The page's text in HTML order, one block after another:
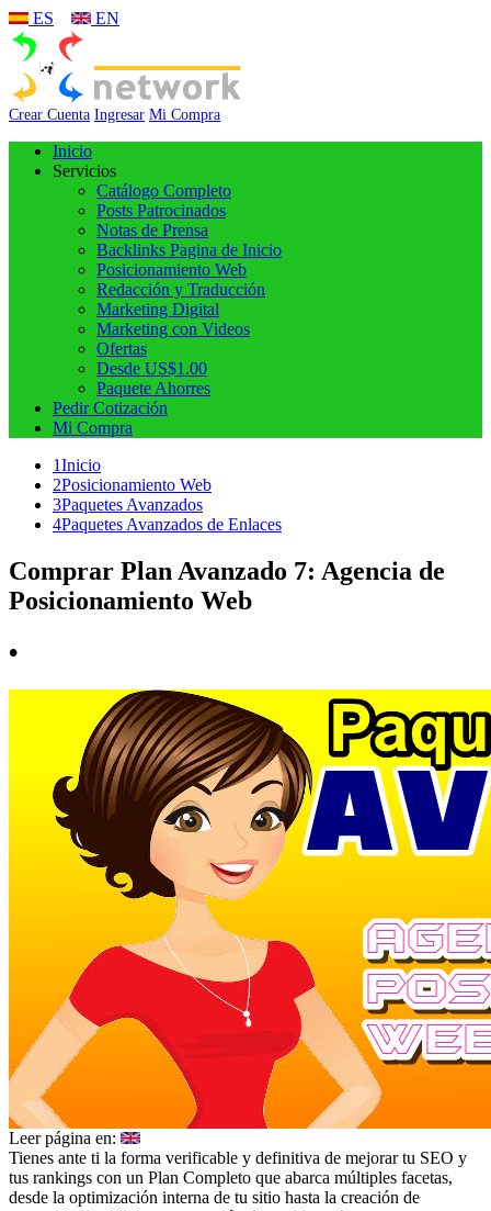
ES EN
Crear Cuenta Ingresar Mi Compra
Inicio
Servicios
Catálogo Completo
Posts Patrocinados
Notas de Prensa
Backlinks Pagina de Inicio
Posicionamiento Web
Redacción y Traducción
Marketing Digital
Marketing con Videos
Ofertas
Desde US$1.00
Paquete Ahorres
Pedir Cotización
Mi Compra
1Inicio
2Posicionamiento Web
3Paquetes Avanzados
4Paquetes Avanzados de Enlaces
Comprar Plan Avanzado 7: Agencia de
Posicionamiento Web
•
Leer página en:
Tienes ante ti la forma verificable y definitiva de mejorar tu SEO y
tus rankings con un Plan Completo que abarca múltiples facetas,
desde la optimización interna de tu sitio hasta la creación de